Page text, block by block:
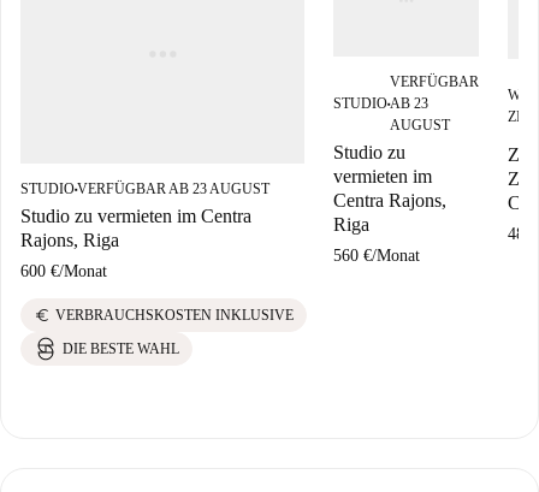
STUDIO■VERFÜGBAR AB 23 AUGUST
Studio zu vermieten im Centra
Rajons, Riga
600 €/Monat
euro VERBRAUCHSKOSTEN INKLUSIVE
DIE BESTE WAHL
STUDIO■
VERFÜGBAR
AB 23
AUGUST
Studio zu
vermieten im
Centra Rajons,
Riga
560 €/Monat
WG-
480